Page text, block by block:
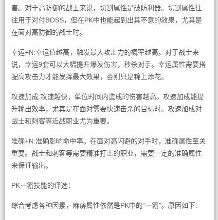
害。对于高防御的战士来说，切割属性是破防利器。切割属性往
往用于对付BOSS，但在PK中也能起到出其不意的效果，尤其是
在面对高防御的战士时。
幸运+N:幸运值越高，触发最大攻击力的概率越高。对于战士来
说，幸运9套可以大幅提升爆发伤害，秒杀对手。幸运属性需要搭
配高攻击力才能发挥最大效果，否则只是锦上添花。
攻速加成:攻速越快，单位时间内造成的伤害越高。攻速加成能提
升输出效率，尤其是在面对需要快速击杀的目标时。攻速加成对
战士和刺客等近战职业尤为重要。
准确+N:准确影响命中率。在面对高闪避的对手时，准确属性至关
重要。战士和刺客等需要精准打击的职业，需要一定的准确属性
来保证输出。
PK一霸技能的评选：
综合考虑各种因素，麻痹属性依然是PK中的“一霸”。原因如下：